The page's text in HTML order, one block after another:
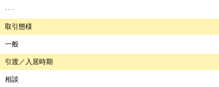
---
取引態様
一般
引渡／入居時期
相談